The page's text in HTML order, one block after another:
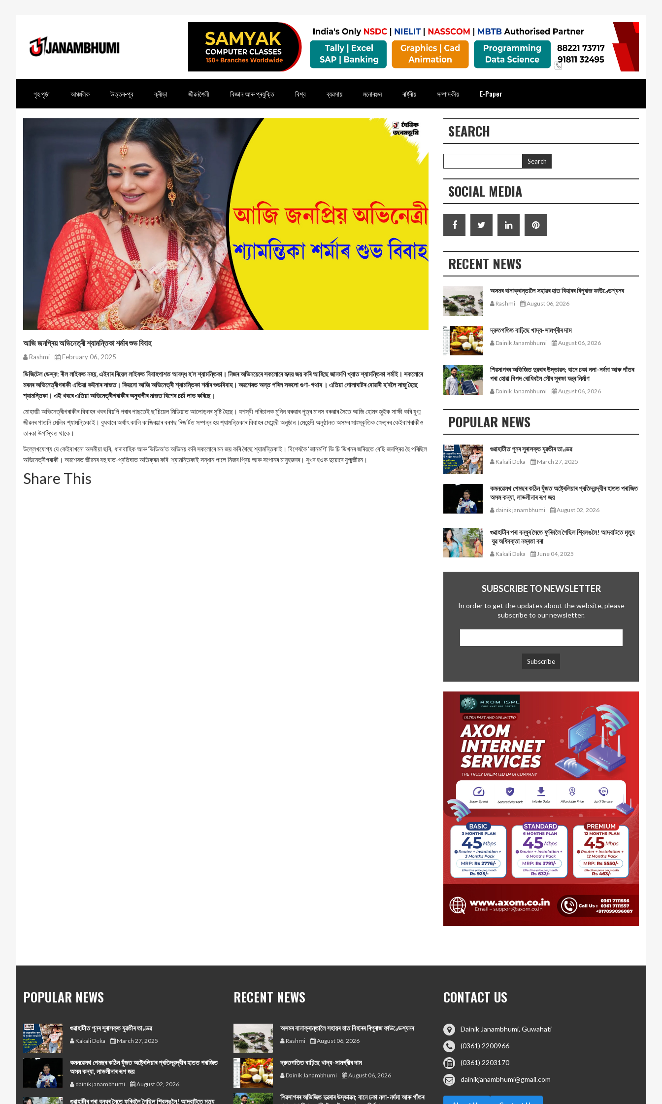
গৃহ পৃষ্ঠা আঞ্চলিক উত্তৰ-পূব ক্ৰীড়া জীৱনশৈলী বিজ্ঞান আৰু প্ৰযুক্তি বিশ্ব ব্যৱসায় মনোৰঞ্জন ৰাষ্ট্ৰীয় সম্পাদকীয় E-Paper
আজি জনপ্ৰিয় অভিনেত্ৰী শ্যামন্তিকা শৰ্মাৰ শুভ বিবাহ
Rashmi February 06, 2025
ডিজিটেল ডেস্ক: ৰীল লাইফত নহয়, এইবাৰ ৰিয়েল লাইফত বিবাহপাশত আবদ্ধ হ’ল শ্যামন্তিকা। নিজৰ অভিনয়েৰে সকলোৰে হৃদয় জয় কৰি আহিছে জানমণি খ্যাত শ্যামন্তিকা শৰ্মাই। সকলোৰে
মৰমৰ অভিনেত্ৰীগৰাকী এতিয়া কইনাৰ সাজত। কিয়নো আজি অভিনেত্ৰী শ্যামন্তিকা শৰ্মাৰ শুভবিবাহ। অৱশেষত অন্ত পৰিল সকলো গুণা-গথাৰ । এতিয়া গোলাঘাটৰ বোৱাৰী হ’বলৈ সাজু হৈছে
শ্যামন্তিকা। এই খবৰে এতিয়া অভিনেত্ৰীগৰাকীৰ অনুৰাগীৰ মাজত বিশেষ চৰ্চা লাভ কৰিছে।
মোহময়ী অভিনেত্ৰীগৰাকীৰ বিবাহৰ খবৰ বিয়পি পৰাৰ পাছতেই ছ’চিয়েল মিডিয়াত আলোড়নৰ সৃষ্টি হৈছে। যশস্বী পৰিচালক মুনিন বৰুৱাৰ পুত্ৰ মানস বৰুৱাৰ সৈতে আজি হোমৰ জুইক সাক্ষী কৰি যুগ্ম
জীৱনৰ পাতনি মেলিব শ্যামন্তিকাই। বুধবাৰে অৰ্থাৎ কালি কাজিৰঙাৰ বৰগছ ৰিজ'ৰ্টত সম্পন্ন হয় শ্যামন্তিকাৰ বিবাহৰ মেহেন্দী অনুষ্ঠান।মেহেন্দী অনুষ্ঠানত অসমৰ সাংস্কৃতিক ক্ষেত্ৰৰ কেইবাগৰাকীও
তাৰকা উপস্থিত থাকে।
উল্লেখযোগ্য যে কেইবাখনো অসমীয়া ছবি, ধাৰাবাহিক আৰু ভিডিঅ’ত অভিনয় কৰি সকলোৰে মন জয় কৰি থৈছে শ্যামন্তিকাই। বিশেষকৈ ‘জানমণি’ ভি চি ডিখনৰ জৰিয়তে বেছি জনপ্ৰিয় হৈ পৰিছিল
অভিনেত্ৰীগৰাকী। অৱশেষত জীৱনৰ বহু ঘাত-প্ৰতিঘাত অতিক্ৰম কৰি শ্যামন্তিকাই সন্ধান পালে নিজৰ প্ৰিয় আৰু সপোনৰ মানুহজনৰ। সুখৰ হওক দুয়োৰে যুগ্মজীৱন।
Share This
SEARCH
SOCIAL MEDIA
RECENT NEWS
অসমৰ বানাক্ৰান্তালৈ সহায়ৰ হাত বিহাৰৰ ৰিপুৰাজ ফাউণ্ডেশ্যনৰ
Rashmi August 06, 2026
দ্রুতগতিত বাঢ়িছে খাদ্য-সামগ্ৰীৰ দাম
Dainik Janambhumi August 06, 2026
শিৱসাগৰৰ অভিজিত দুৱৰাৰ উদ্ভাৱন; বানে ঢকা নলা-নৰ্দমা আৰু গাঁতৰ
পৰা হোৱা বিপদ ৰোধিবলৈ সৌৰ সুৰক্ষা যন্ত্ৰ নিৰ্মাণ
Dainik Janambhumi August 06, 2026
POPULAR NEWS
গুৱাহাটীত পুনৰ সুৰাসক্ত যুৱতীৰ তাণ্ডৱ
Kakali Deka March 27, 2025
কমনৱেলথ গেমছৰ কঠিন যুঁজত অষ্ট্ৰেলিয়াৰ প্ৰতিদ্বন্দ্বীৰ হাতত পৰাজিত
অসম কন্যা, লাভলীনাৰ ৰূপ জয়
dainik janambhumi August 02, 2026
গুৱাহাটীৰ পৰা বন্ধুৰ সৈতে ফুৰিবলৈ গৈছিল শ্বিলঙলৈ! আদবাটতে মৃত্যু
যুৱ অধিবক্তা নম্ৰতা বৰা
Kakali Deka June 04, 2025
SUBSCRIBE TO NEWSLETTER
In order to get the updates about the website, please
subscribe to our newsletter.
POPULAR NEWS
গুৱাহাটীত পুনৰ সুৰাসক্ত যুৱতীৰ তাণ্ডৱ
Kakali Deka March 27, 2025
কমনৱেলথ গেমছৰ কঠিন যুঁজত অষ্ট্ৰেলিয়াৰ প্ৰতিদ্বন্দ্বীৰ হাতত পৰাজিত
অসম কন্যা, লাভলীনাৰ ৰূপ জয়
dainik janambhumi August 02, 2026
গুৱাহাটীৰ পৰা বন্ধুৰ সৈতে ফুৰিবলৈ গৈছিল শ্বিলঙলৈ! আদবাটতে মৃত্যু
RECENT NEWS
অসমৰ বানাক্ৰান্তালৈ সহায়ৰ হাত বিহাৰৰ ৰিপুৰাজ ফাউণ্ডেশ্যনৰ
Rashmi August 06, 2026
দ্রুতগতিত বাঢ়িছে খাদ্য-সামগ্ৰীৰ দাম
Dainik Janambhumi August 06, 2026
শিৱসাগৰৰ অভিজিত দুৱৰাৰ উদ্ভাৱন; বানে ঢকা নলা-নৰ্দমা আৰু গাঁতৰ
CONTACT US
Dainik Janambhumi, Guwahati
(0361) 2200966
(0361) 2203170
dainikjanambhumi@gmail.com